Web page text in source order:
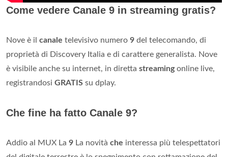
Come vedere Canale 9 in streaming gratis?
Nove è il canale televisivo numero 9 del telecomando, di
proprietà di Discovery Italia e di carattere generalista. Nove
è visibile anche su internet, in diretta streamingonline live,
registrandosi GRATIS su dplay.
Che fine ha fatto Canale 9?
Addio al MUX La 9 La novità che interessa più telespettatori